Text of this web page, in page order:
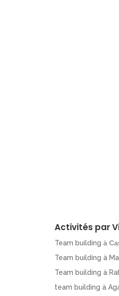
Activités par
Team building à
Team building à
Team building à
team building à